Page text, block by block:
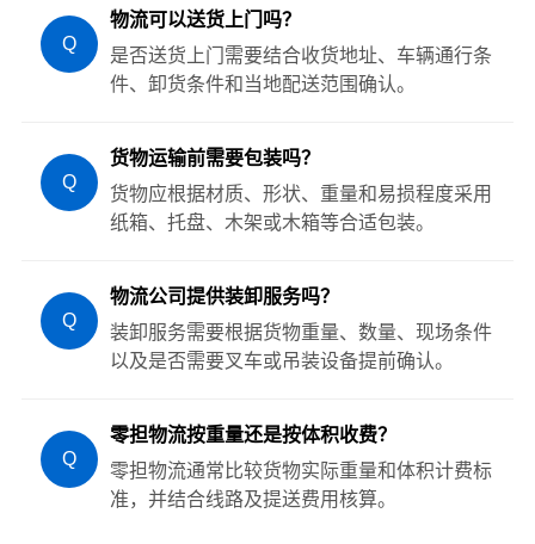
Q
物流可以送货上门吗？
是否送货上门需要结合收货地址、车辆通行条
件、卸货条件和当地配送范围确认。
Q
货物运输前需要包装吗？
货物应根据材质、形状、重量和易损程度采用
纸箱、托盘、木架或木箱等合适包装。
Q
物流公司提供装卸服务吗？
装卸服务需要根据货物重量、数量、现场条件
以及是否需要叉车或吊装设备提前确认。
Q
零担物流按重量还是按体积收费？
零担物流通常比较货物实际重量和体积计费标
准，并结合线路及提送费用核算。